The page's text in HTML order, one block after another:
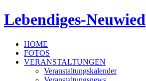
Lebendiges-Neuwied
HOME
FOTOS
VERANSTALTUNGEN
Veranstaltungskalender